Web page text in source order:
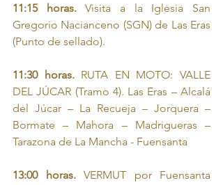
11:15 horas. Visita a la Iglesia San
Gregorio Nacianceno (SGN) de Las Eras
(Punto de sellado).
11:30 horas. RUTA EN MOTO: VALLE
DEL JÚCAR (Tramo 4). Las Eras – Alcalá
del Júcar – La Recueja – Jorquera –
Bormate – Mahora – Madrigueras –
Tarazona de La Mancha - Fuensanta
13:00 horas. VERMUT por Fuensanta